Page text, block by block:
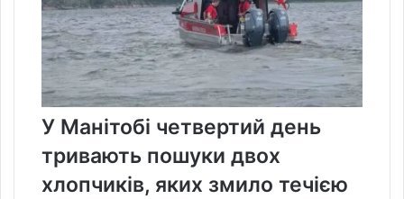
У Манітобі четвертий день
тривають пошуки двох
хлопчиків, яких змило течією